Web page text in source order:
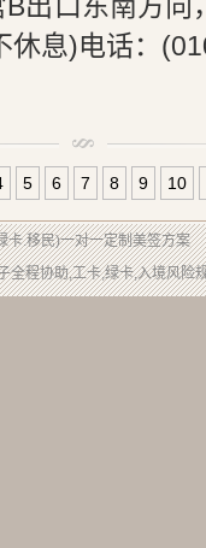
休息)电话：
5 6 7 8 9 10
卡.移民)一对一定制美签方案
全程协助,工卡,绿卡,入境风险